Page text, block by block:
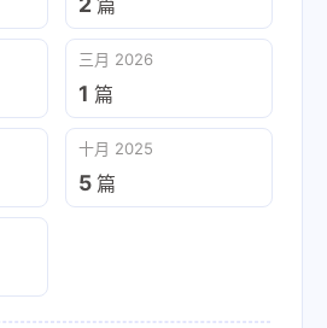
篇
三月 2026
1 篇
十月 2025
5 篇